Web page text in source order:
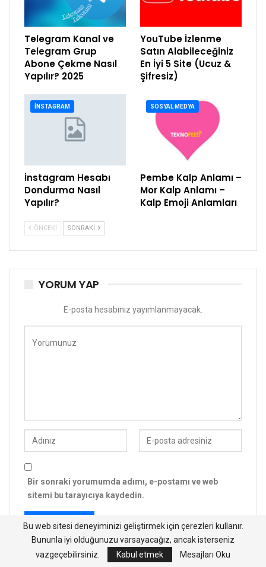
Telegram Kanal ve
Telegram Grup
Abone Çekme Nasıl
Yapılır? 2025
YouTube İzlenme
Satın Alabileceğiniz
En İyi 5 Site (Ucuz &
Şifresiz)
İNSTAGRAM
İnstagram Hesabı
Dondurma Nasıl
Yapılır?
SOSYAL MEDYA
Pembe Kalp Anlamı –
Mor Kalp Anlamı –
Kalp Emoji Anlamları
ÖNCEKI SONRAKI
YORUM YAP
E-posta hesabınız yayımlanmayacak.
Bir sonraki yorumumda adımı, e-postamı ve web
sitemi bu tarayıcıya kaydedin.
Bu web sitesi deneyiminizi geliştirmek için çerezleri kullanır.
Bununla iyi olduğunuzu varsayacağız, ancak isterseniz
vazgeçebilirsiniz.
Kabul etmek Mesajları Oku